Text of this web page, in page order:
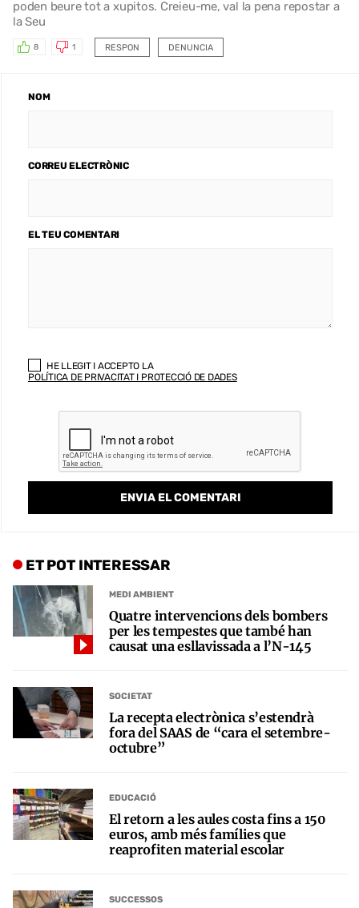
poden beure tot a xupitos. Creieu-me, val la pena repostar a
la Seu
RESPON
8 1 DENUNCIA
NOM
CORREU ELECTRÒNIC
EL TEU COMENTARI
HE LLEGIT I ACCEPTO LA
POLÍTICA DE PRIVACITAT I PROTECCIÓ DE DADES
ET POT INTERESSAR
MEDI AMBIENT
Quatre intervencions dels bombers
per les tempestes que també han
causat una esllavissada a l’N-145
SOCIETAT
La recepta electrònica s’estendrà
fora del SAAS de “cara el setembre-
octubre”
EDUCACIÓ
El retorn a les aules costa fins a 150
euros, amb més famílies que
reaprofiten material escolar
SUCCESSOS